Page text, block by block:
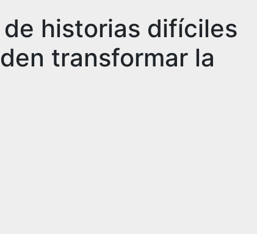
de historias difíciles
transformar la